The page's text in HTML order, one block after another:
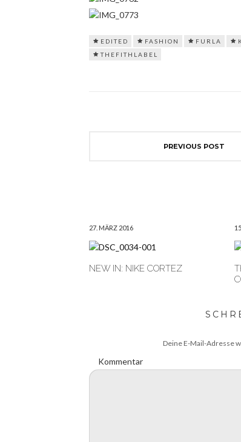
EDITED FASHION FURLA
THEFITHLABEL
PREVIOUS POST
27. MÄRZ 2016
NEW IN: NIKE CORTEZ
Deine E-Mail-Adresse
Kommentar